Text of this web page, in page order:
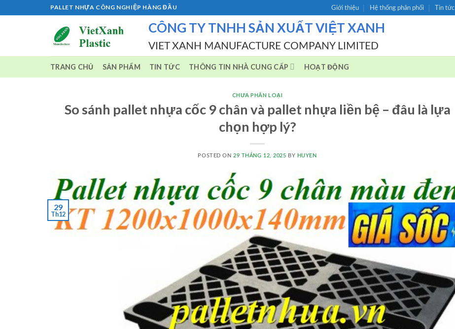
to
PALLET NHỰA CÔNG NGHIỆP HÀNG ĐẦU Giới thiệu Hệ thống phân phối Tin tức
CÔNG TY TNHH SẢN XUẤT VIỆT XANH
VIET XANH MANUFACTURE COMPANY LIMITED
TRANG CHỦ SẢN PHẨM TIN TỨC THÔNG TIN NHÀ CUNG CẤP HOẠT ĐỘNG
CHƯA PHÂN LOẠI
So sánh pallet nhựa cốc 9 chân và pallet nhựa liền bệ – đâu là lựa
chọn hợp lý?
POSTED ON 29 THÁNG 12, 2025 BY HUYEN
29
Th12